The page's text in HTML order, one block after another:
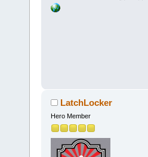
LatchLocker
Hero Member